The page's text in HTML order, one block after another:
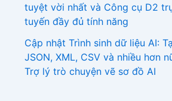
tuyệt vời nhất và Công cụ D2
tuyến đầy đủ tính năng
Cập nhật Trình sinh dữ liệu AI:
JSON, XML, CSV và nhiều hơn
Trợ lý trò chuyện vẽ sơ đồ AI